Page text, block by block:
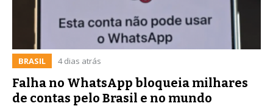
BRASIL 4 dias atrás
Falha no WhatsApp bloqueia milhares
de contas pelo Brasil e no mundo